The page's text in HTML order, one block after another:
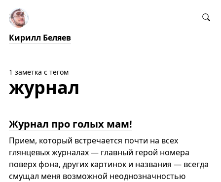
Кирилл Беляев
1 заметка с тегом
журнал
Журнал про голых мам!
Прием, который встречается почти на всех
глянцевых журналах — главный герой номера
поверх фона, других картинок и названия — всегда
смущал меня возможной неоднозначностью